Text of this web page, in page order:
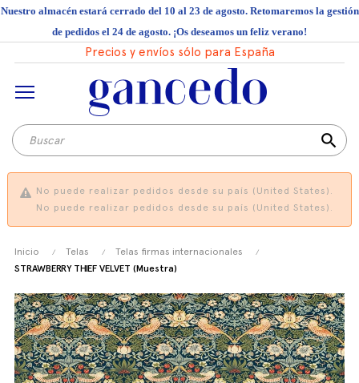
Nuestro almacén estará cerrado del 10 al 23 de agosto. Retomaremos la gestión
de pedidos el 24 de agosto. ¡Os deseamos un feliz verano!
Precios y envíos sólo para España
search
No puede realizar pedidos desde su país (United States).
No puede realizar pedidos desde su país (United States).
Inicio Telas
Telas firmas internacionales
STRAWBERRY THIEF VELVET (Muestra)